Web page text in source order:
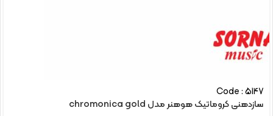
Code : 5147
سازدهنی کروماتیک هوهنر مدل chromonica gold